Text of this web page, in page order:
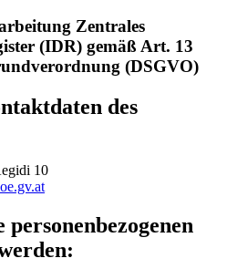
Zentrales
(IDR) gemäß Art. 13
(DSGVO)
des
10